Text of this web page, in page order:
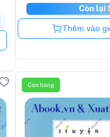
Còn lại
Còn
Thêm vào
Còn hàng